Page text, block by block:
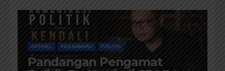
ARTIKEL PEKANBARU POLITIK
Pandangan Pengamat